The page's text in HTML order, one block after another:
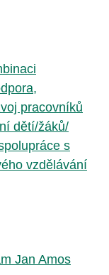
pracovníků
dětí/žáků/
s
vzdělávání
Jan Amos